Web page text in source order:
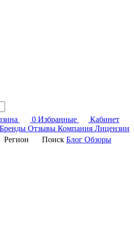
0 Избранные
Кабинет
Бренды Отзывы Компания Лицензии
Регион Поиск Блог Обзоры